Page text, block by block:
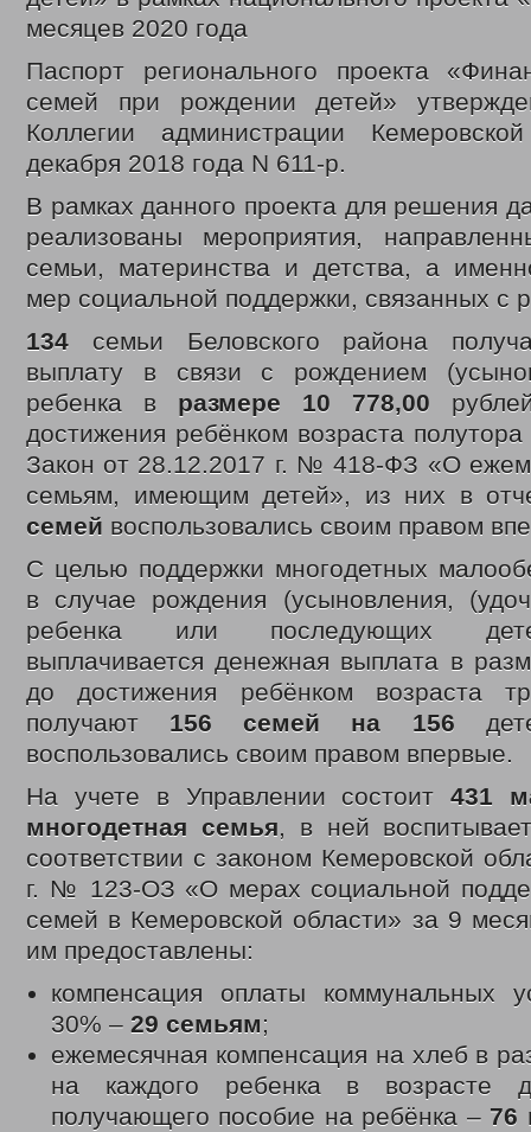
месяцев 2020 года
Паспорт регионального проекта
семей при рождении детей»
Коллегии администрации
декабря 2018 года N 611-р.
В рамках данного проекта для решения
реализованы мероприятия,
семьи, материнства и детства, а
мер социальной поддержки, связанных с
134 семьи Беловского района
выплату в связи с рождением
ребенка в размере 10 778,00
достижения ребёнком возраста
Закон от 28.12.2017 г. № 418-ФЗ «О
семьям, имеющим детей», из них в
семей воспользовались своим правом
С целью поддержки многодетных
в случае рождения (усыновления,
ребенка или последующих
выплачивается денежная выплата в
до достижения ребёнком возраста
получают 156 семей на 156
воспользовались своим правом впервые.
На учете в Управлении состоит431
многодетная семья, в ней
соответствии с законом Кемеровской
г. № 123-ОЗ «О мерах социальной
семей в Кемеровской области» за 9
им предоставлены:
компенсация оплаты коммунальных
30% – 29 семьям;
ежемесячная компенсация на хлеб в
на каждого ребенка в
получающего пособие на ребёнка – 76